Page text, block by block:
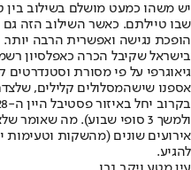
יש משהו כמעט מושלם בשילוב בין
שבו טיילתם. כאשר השילוב הזה
הופכת נגישה ואפשרית הרבה יותר.
בישראל שקיבל הכרה כאפלסיון
גיאוגרפי על פי מסורת
אספנו שישהמסלולים קלילים,
ולמשך 3 סופי שבוע). מה
אירועים שונים (מהשקות וטעימות
להגיע.